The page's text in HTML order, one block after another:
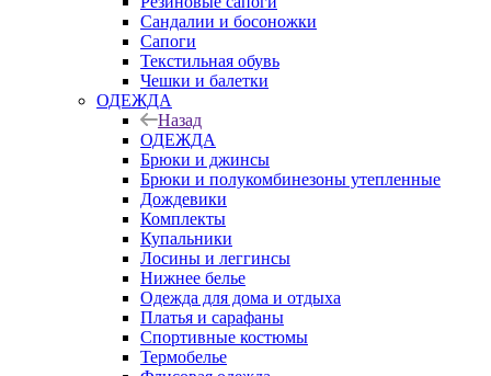
Сандалии и босоножки
Сапоги
Текстильная обувь
Чешки и балетки
ОДЕЖДА
Назад
ОДЕЖДА
Брюки и джинсы
Брюки и полукомбинезоны утепленные
Дождевики
Комплекты
Купальники
Лосины и леггинсы
Нижнее белье
Одежда для дома и отдыха
Платья и сарафаны
Спортивные костюмы
Термобелье